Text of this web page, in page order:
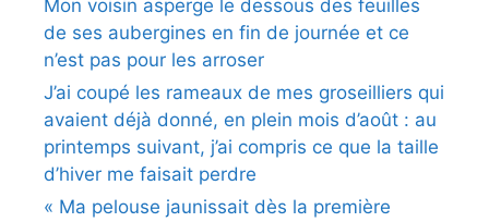
Mon voisin asperge le dessous des feuilles
de ses aubergines en fin de journée et ce
n’est pas pour les arroser
J’ai coupé les rameaux de mes groseilliers qui
avaient déjà donné, en plein mois d’août : au
printemps suivant, j’ai compris ce que la taille
d’hiver me faisait perdre
« Ma pelouse jaunissait dès la première